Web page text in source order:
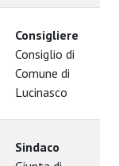
Consigliere
Consiglio di
Comune di
Lucinasco
Sindaco